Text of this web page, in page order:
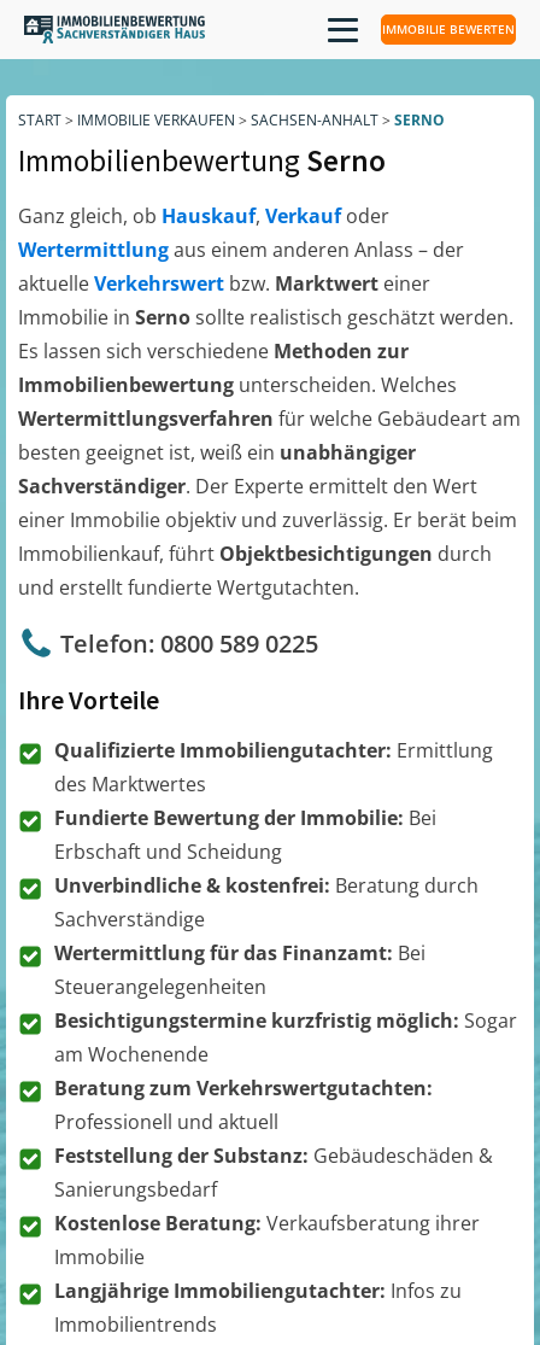
IMMOBILIE BEWERTEN
START> IMMOBILIE VERKAUFEN > SACHSEN-ANHALT> SERNO
ImmobilienbewertungSerno
Ganz gleich, ob Hauskauf, Verkaufoder
Wertermittlungaus einem anderen Anlass – der
aktuelleVerkehrswert bzw. Marktwert einer
Immobilie in Sernosollte realistisch geschätzt werden.
Es lassen sich verschiedene Methoden zur
Immobilienbewertung unterscheiden. Welches
Wertermittlungsverfahren für welche Gebäudeart am
besten geeignet ist, weiß ein unabhängiger
Sachverständiger. Der Experte ermittelt den Wert
einer Immobilie objektiv und zuverlässig. Er berät beim
Immobilienkauf, führt Objektbesichtigungen durch
und erstellt fundierte Wertgutachten.
Telefon: 0800 589 0225
Ihre Vorteile
Qualifizierte Immobiliengutachter: Ermittlung
des Marktwertes
Fundierte Bewertung der Immobilie: Bei
Erbschaft und Scheidung
Unverbindliche & kostenfrei: Beratung durch
Sachverständige
Wertermittlung für das Finanzamt: Bei
Steuerangelegenheiten
Besichtigungstermine kurzfristig möglich: Sogar
am Wochenende
Beratung zum Verkehrswertgutachten:
Professionell und aktuell
Feststellung der Substanz: Gebäudeschäden &
Sanierungsbedarf
Kostenlose Beratung: Verkaufsberatung ihrer
Immobilie
Langjährige Immobiliengutachter: Infos zu
Immobilientrends